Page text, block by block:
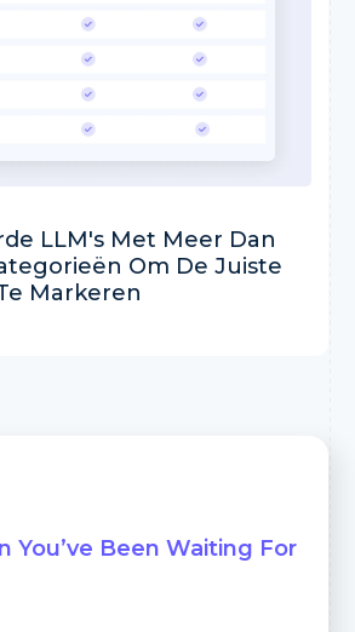
LLM's Met Meer Dan
Om De Juiste
Markeren
You’ve Been Waiting For